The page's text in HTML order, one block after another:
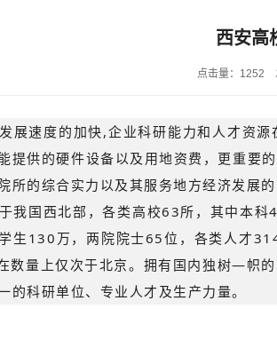
西安高
点击量：1252
展速度的加快,企业科研能力和人才资
提供的硬件设备以及用地资费，更重要
所的综合实力以及其服务地方经济发展的
我国西北部，各类高校63所，其中本
生130万，两院院士65位，各类人才
数量上仅次于北京。拥有国内独树―帜
的科研单位、专业人才及生产力量。